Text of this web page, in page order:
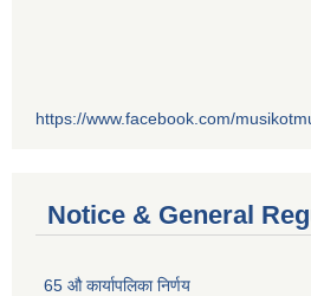
https://www.facebook.com/
Notice & General
65 औ कार्यापलिका निर्णय